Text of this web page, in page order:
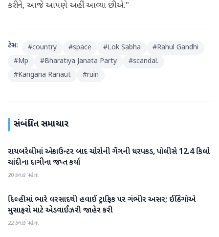
કરીને, આજે આપણે અહીં આવ્યા છીએ."
ટેગ્સ: #country #space #Lok Sabha #Rahul Gandhi
#Mp #Bharatiya Janata Party #scandal.
#Kangana Ranaut #ruin
સંબંધિત સમાચાર
રાષ્ટ્રીય
રાયબરેલીમાં એન્કાઉન્ટર બાદ ચોરોની ગેંગની ધરપકડ, પોલીસે 12.4 કિલો
ચાંદીના દાગીના જપ્ત કર્યા
20 કલાક પહેલા
રાષ્ટ્રીય
દિલ્હીમાં ભારે વરસાદથી હવાઈ ટ્રાફિક પર ગંભીર અસર; ઈન્ડિગોએ
મુસાફરો માટે એડવાઈઝરી જાહેર કરી
22 કલાક પહેલા